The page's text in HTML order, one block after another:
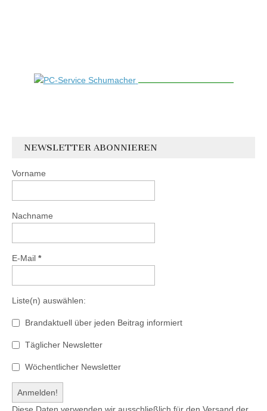
NEWSLETTER ABONNIEREN
Vorname
Nachname
E-Mail *
Liste(n) auswählen:
Brandaktuell über jeden Beitrag informiert
Täglicher Newsletter
Wöchentlicher Newsletter
Diese Daten verwenden wir ausschließlich für den Versand der